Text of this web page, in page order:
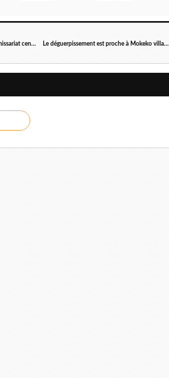
Paulin Makaya embarqué du parquet vers le commissariat central Le déguerpissement est proche à Mokeko village!